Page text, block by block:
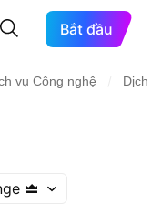
Bắt đầu
vụ Công nghệ